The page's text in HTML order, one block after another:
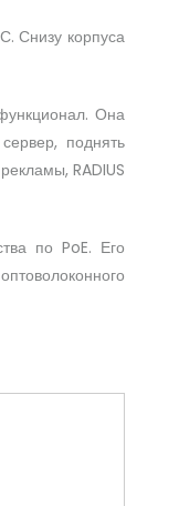
Снизу корпуса
Она
поднять
RADIUS
по PoE. Его